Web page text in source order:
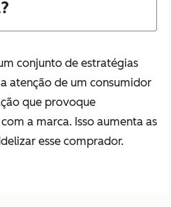
conjunto de estratégias
atenção de um consumidor
que provoque
a marca. Isso aumenta as
esse comprador.